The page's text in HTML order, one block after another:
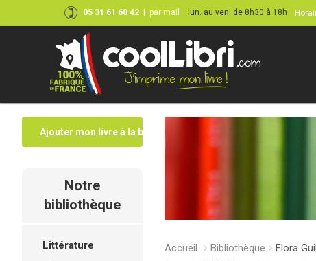
05 31 61 60 42 par mail lun. au ven. de 8h30 à 18h
Ajouter mon livre à la bibliothèque
Notre
bibliothèque
Littérature Accueil Bibliothèque Flora